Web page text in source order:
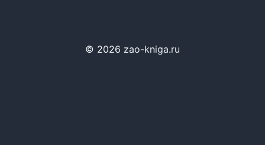
© 2026 zao-kniga.ru